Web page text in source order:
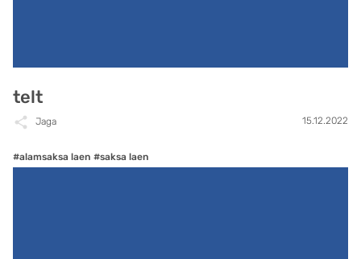
telt
Jaga 15.12.2022
#alamsaksa laen #saksa laen